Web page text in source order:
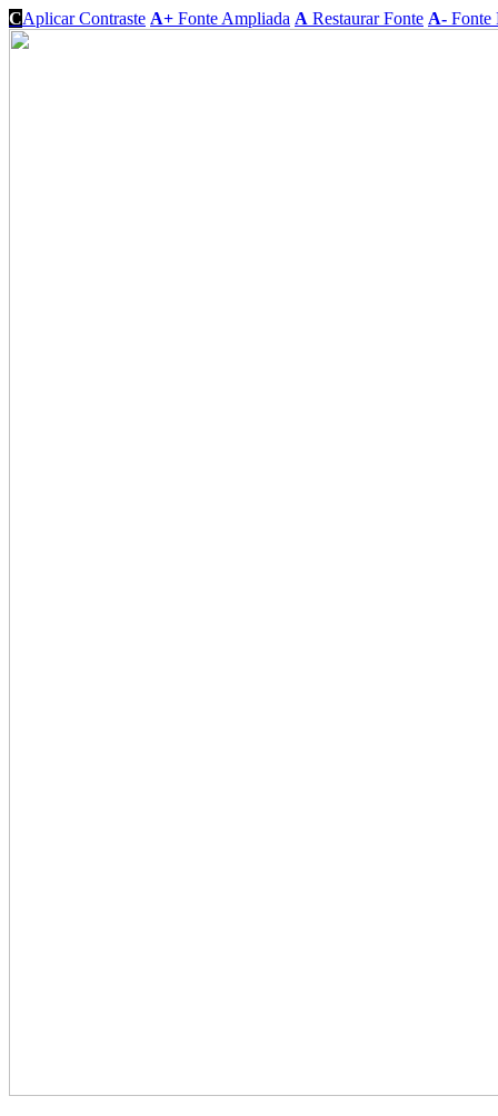
CAplicar Contraste A+ Fonte Ampliada A Restaurar Fonte A- Fonte